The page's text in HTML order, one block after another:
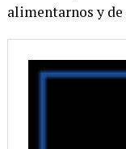
alimentarnos y